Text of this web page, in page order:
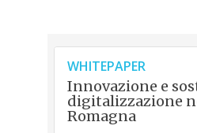
WHITEPAPER
Innovazione e
digitalizzazione
Romagna